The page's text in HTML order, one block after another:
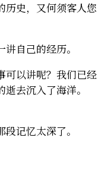
历史，又何须客人您
自己的经历。
可以讲呢？我们已经
去沉入了海洋。
记忆太深了。